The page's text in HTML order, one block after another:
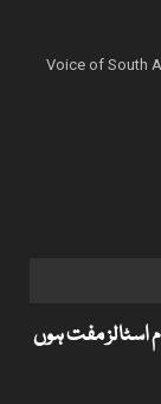
Voice of South
اسٹالز مفت ہوں